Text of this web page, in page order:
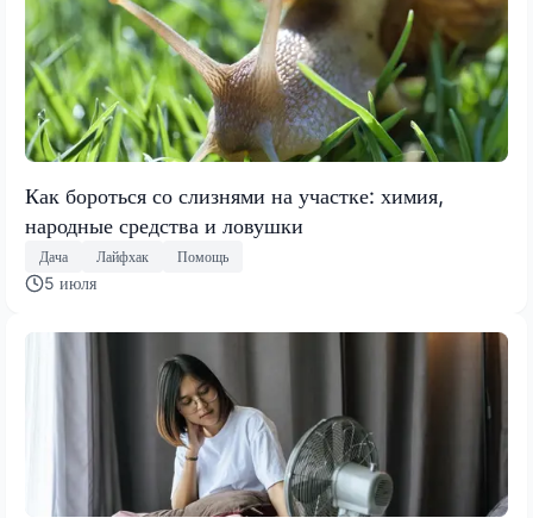
Как бороться со слизнями на участке: химия,
народные средства и ловушки
Дача Лайфхак Помощь
5 июля